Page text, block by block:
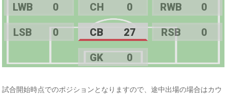
LWB 0 CH 0 RWB 0
LSB 0 CB 27 RSB 0
GK 0
試合開始時点でのポジションとなりますので、途中出場の場合はカウ